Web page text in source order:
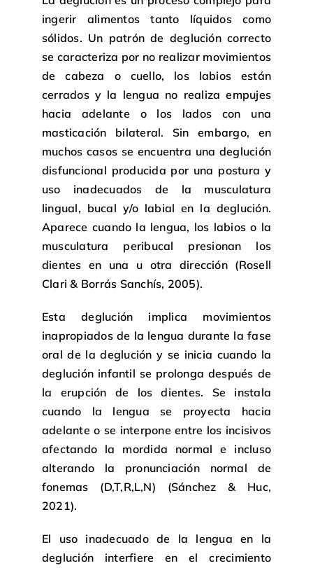
ingerir alimentos tanto líquidos como
sólidos. Un patrón de deglución correcto
se caracteriza por no realizar movimientos
de cabeza o cuello, los labios están
cerrados y la lengua no realiza empujes
hacia adelante o los lados con una
masticación bilateral. Sin embargo, en
muchos casos se encuentra una deglución
disfuncional producida por una postura y
uso inadecuados de la musculatura
lingual, bucal y/o labial en la deglución.
Aparece cuando la lengua, los labios o la
musculatura peribucal presionan los
dientes en una u otra dirección (Rosell
Clari & Borrás Sanchís, 2005).
Esta deglución implica movimientos
inapropiados de la lengua durante la fase
oral de la deglución y se inicia cuando la
deglución infantil se prolonga después de
la erupción de los dientes. Se instala
cuando la lengua se proyecta hacia
adelante o se interpone entre los incisivos
afectando la mordida normal e incluso
alterando la pronunciación normal de
fonemas (D,T,R,L,N) (Sánchez & Huc,
2021).
El uso inadecuado de la lengua en la
deglución interfiere en el crecimiento